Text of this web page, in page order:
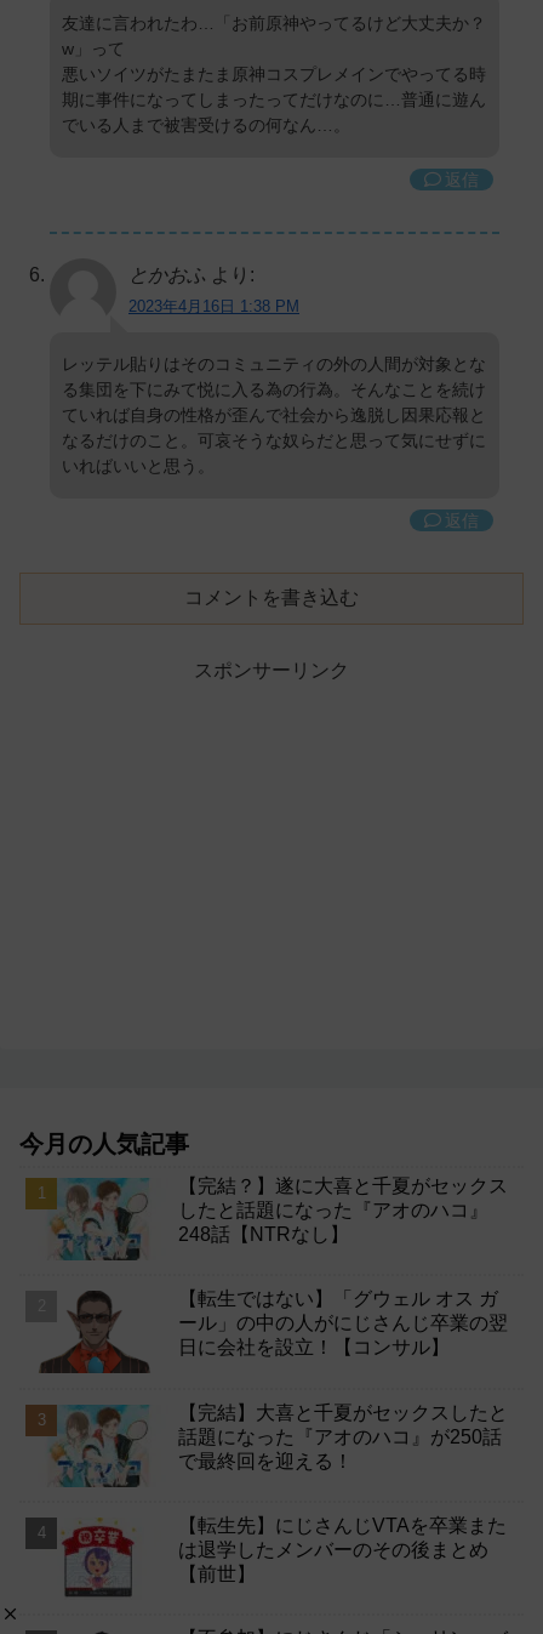
友達に言われたわ…「お前原神やってるけど大丈夫か？
w」って
悪いソイツがたまたま原神コスプレメインでやってる時
期に事件になってしまったってだけなのに…普通に遊ん
でいる人まで被害受けるの何なん…。
返信
とかおふ より:
2023年4月16日 1:38 PM
レッテル貼りはそのコミュニティの外の人間が対象とな
る集団を下にみて悦に入る為の行為。そんなことを続け
ていれば自身の性格が歪んで社会から逸脱し因果応報と
なるだけのこと。可哀そうな奴らだと思って気にせずに
いればいいと思う。
返信
コメントを書き込む
スポンサーリンク
今月の人気記事
【完結？】遂に大喜と千夏がセックス
したと話題になった『アオのハコ』
248話【NTRなし】
【転生ではない】「グウェル オス ガ
ール」の中の人がにじさんじ卒業の翌
日に会社を設立！【コンサル】
【完結】大喜と千夏がセックスしたと
話題になった『アオのハコ』が250話
で最終回を迎える！
【転生先】にじさんじVTAを卒業また
は退学したメンバーのその後まとめ
【前世】